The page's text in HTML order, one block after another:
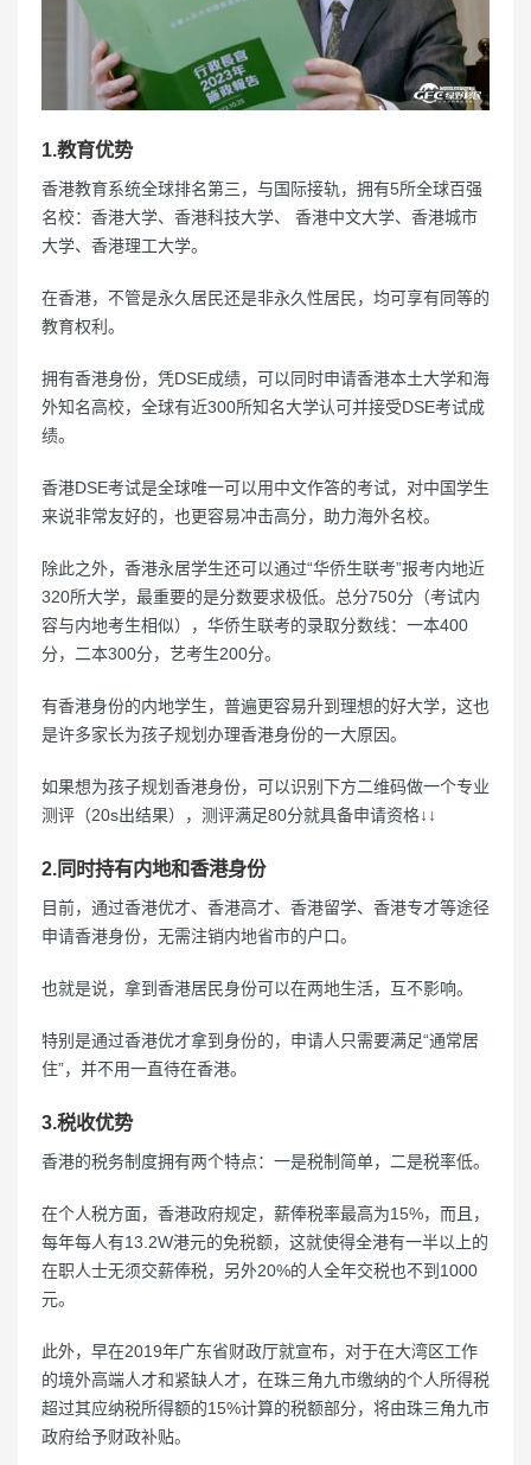
1.教育优势
香港教育系统全球排名第三，与国际接轨，拥有5所全球百强
名校：香港大学、香港科技大学、 香港中文大学、香港城市
大学、香港理工大学。
在香港，不管是永久居民还是非永久性居民，均可享有同等的
教育权利。
拥有香港身份，凭DSE成绩，可以同时申请香港本土大学和海
外知名高校，全球有近300所知名大学认可并接受DSE考试成
绩。
香港DSE考试是全球唯一可以用中文作答的考试，对中国学生
来说非常友好的，也更容易冲击高分，助力海外名校。
除此之外，香港永居学生还可以通过“华侨生联考”报考内地近
320所大学，最重要的是分数要求极低。总分750分（考试内
容与内地考生相似），华侨生联考的录取分数线：一本400
分，二本300分，艺考生200分。
有香港身份的内地学生，普遍更容易升到理想的好大学，这也
是许多家长为孩子规划办理香港身份的一大原因。
如果想为孩子规划香港身份，可以识别下方二维码做一个专业
测评（20s出结果），测评满足80分就具备申请资格↓↓
2.同时持有内地和香港身份
目前，通过香港优才、香港高才、香港留学、香港专才等途径
申请香港身份，无需注销内地省市的户口。
也就是说，拿到香港居民身份可以在两地生活，互不影响。
特别是通过香港优才拿到身份的，申请人只需要满足“通常居
住”，并不用一直待在香港。
3.税收优势
香港的税务制度拥有两个特点：一是税制简单，二是税率低。
在个人税方面，香港政府规定，薪俸税率最高为15%，而且，
每年每人有13.2W港元的免税额，这就使得全港有一半以上的
在职人士无须交薪俸税，另外20%的人全年交税也不到1000
元。
此外，早在2019年广东省财政厅就宣布，对于在大湾区工作
的境外高端人才和紧缺人才，在珠三角九市缴纳的个人所得税
超过其应纳税所得额的15%计算的税额部分，将由珠三角九市
政府给予财政补贴。